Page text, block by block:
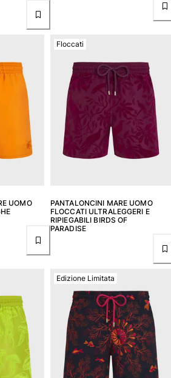
UOMO
PANTALONCINI MARE UOMO
FLOCCATI ULTRALEGGERI E
RIPIEGABILI BIRDS OF
PARADISE
Floccati
Edizione Limitata